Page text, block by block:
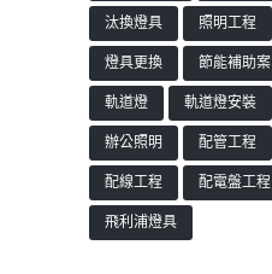
汰換燈具
照明工程
燈具更換
節能補助案
軌道燈
軌道燈安裝
辦公照明
配管工程
配線工程
配電盤工程
飛利浦燈具